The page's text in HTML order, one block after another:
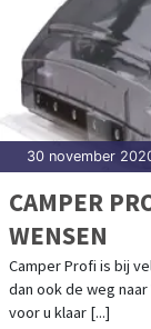
30 november
CAMPER
WENSEN
Camper Profi is bij
dan ook de weg
voor u klaar [...]